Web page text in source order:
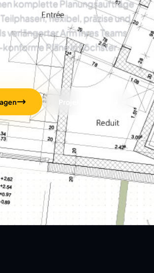
komplette Planungsaufträge
flexibel, präzise und
verlängerter Arm Ihres Teams
konforme Pläne in höchster
Projekte ansehen